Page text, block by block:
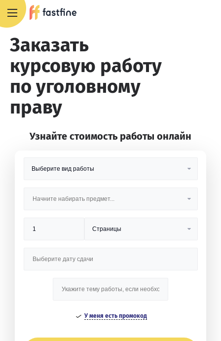
Заказать
курсовую работу
по уголовному
праву
Узнайте стоимость работы онлайн
У меня есть промокод